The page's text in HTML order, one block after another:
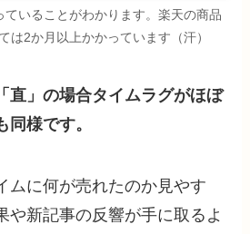
いることがわかります。楽天の商品
は2か月以上かかっています（汗）
直」の場合タイムラグがほぼ
同様です。
ムに何が売れたのか見やす
や新記事の反響が手に取るよ